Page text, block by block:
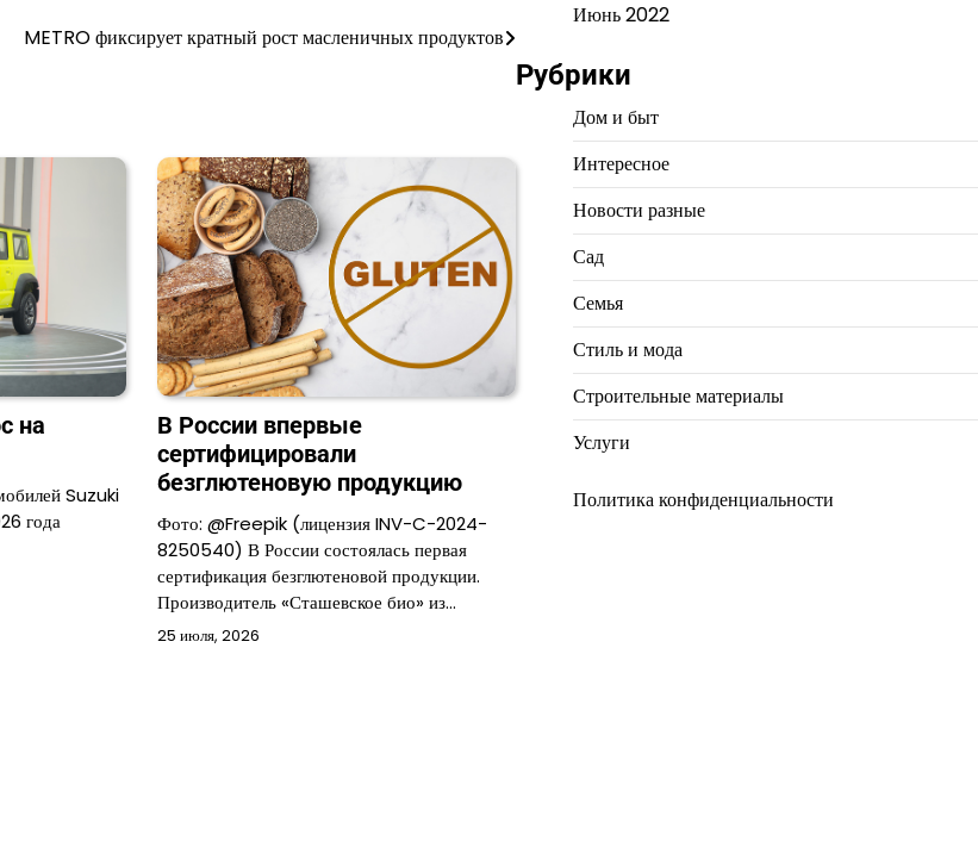
METRO фиксирует кратный рост масленичных продуктов
на
Suzuki
года
В России впервые
сертифицировали
безглютеновую продукцию
Фото: @Freepik (лицензия INV-C-2024-
8250540) В России состоялась первая
сертификация безглютеновой продукции.
Производитель «Сташевское био» из…
25 июля, 2026
Июнь 2022
Рубрики
Дом и быт
Интересное
Новости разные
Сад
Семья
Стиль и мода
Строительные материалы
Услуги
Политика конфиденциальности